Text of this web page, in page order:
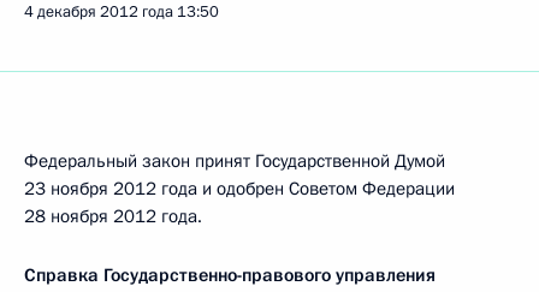
4 декабря 2012 года 13:50
Федеральный закон принят Государственной Думой
23 ноября 2012 года и одобрен Советом Федерации
28 ноября 2012 года.
Справка Государственно-правового управления